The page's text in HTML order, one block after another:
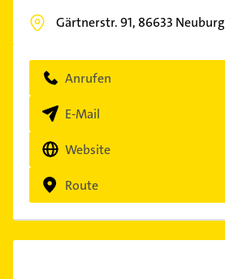
Gärtnerstr. 91, 86633 Neuburg
Anrufen
E-Mail
Website
Route